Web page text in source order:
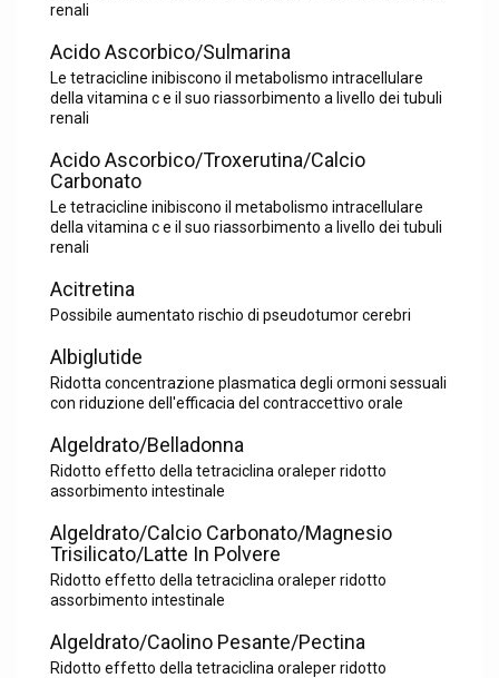
renali
Acido Ascorbico/Sulmarina
Le tetracicline inibiscono il metabolismo intracellulare
della vitamina c e il suo riassorbimento a livello dei tubuli
renali
Acido Ascorbico/Troxerutina/Calcio
Carbonato
Le tetracicline inibiscono il metabolismo intracellulare
della vitamina c e il suo riassorbimento a livello dei tubuli
renali
Acitretina
Possibile aumentato rischio di pseudotumor cerebri
Albiglutide
Ridotta concentrazione plasmatica degli ormoni sessuali
con riduzione dell'efficacia del contraccettivo orale
Algeldrato/Belladonna
Ridotto effetto della tetraciclina oraleper ridotto
assorbimento intestinale
Algeldrato/Calcio Carbonato/Magnesio
Trisilicato/Latte In Polvere
Ridotto effetto della tetraciclina oraleper ridotto
assorbimento intestinale
Algeldrato/Caolino Pesante/Pectina
Ridotto effetto della tetraciclina oraleper ridotto